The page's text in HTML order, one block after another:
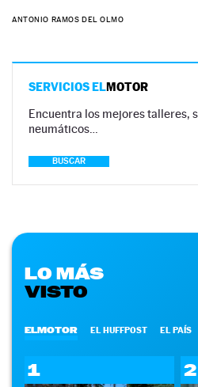
ANTONIO RAMOS DEL OLMO
SERVICIOS ELMOTOR
Encuentra los mejores talleres,
neumáticos…
BUSCAR
LO MÁS
VISTO
ELMOTOR EL HUFFPOST EL PAÍS
1 2